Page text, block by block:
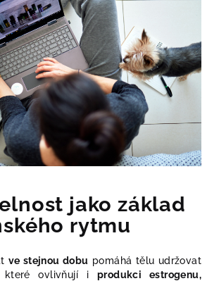
jako základ
rytmu
ve stejnou dobu pomáhá tělu udržovat
které ovlivňují iprodukci estrogenu,